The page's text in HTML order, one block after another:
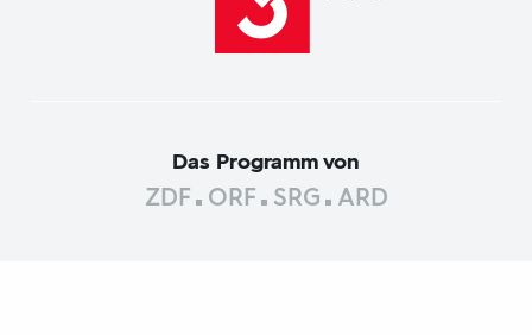
Das Programm von
ZDF ORF SRG ARD